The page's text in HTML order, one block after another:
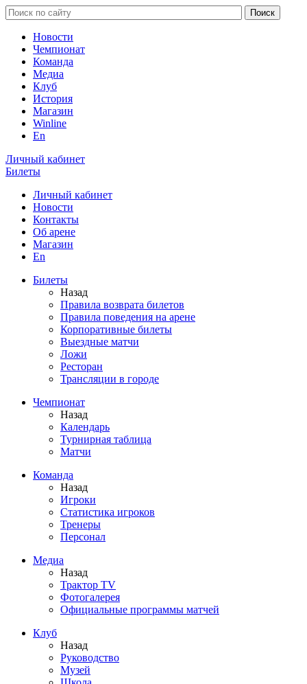
Новости
Чемпионат
Команда
Медиа
Клуб
История
Магазин
Winline
En
Личный кабинет
Билеты
Личный кабинет
Новости
Контакты
Об арене
Магазин
En
Билеты
Назад
Правила возврата билетов
Правила поведения на арене
Корпоративные билеты
Выездные матчи
Ложи
Ресторан
Трансляции в городе
Чемпионат
Назад
Календарь
Турнирная таблица
Матчи
Команда
Назад
Игроки
Статистика игроков
Тренеры
Персонал
Медиа
Назад
Трактор TV
Фотогалерея
Официальные программы матчей
Клуб
Назад
Руководство
Музей